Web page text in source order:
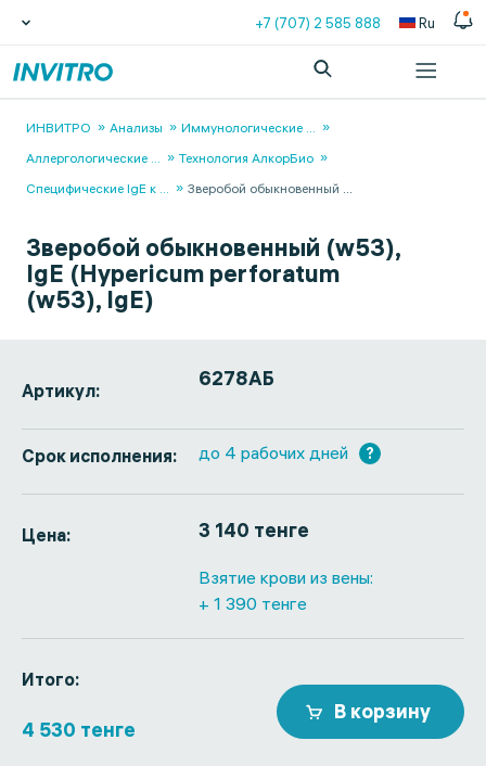
+7 (707) 2 585 888 Ru
ИНВИТРО Анализы Иммунологические ...
Аллергологические ...
Технология АлкорБио
Специфические IgE к ... Зверобой обыкновенный ...
Зверобой обыкновенный (w53),
IgE (Hypericum perforatum
(w53), IgE)
Артикул: 6278АБ
Срок исполнения: до 4 рабочих дней ?
Цена: 3 140 тенге
Взятие крови из вены:
+ 1 390 тенге
Итого:
4 530 тенге
В корзину